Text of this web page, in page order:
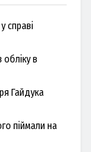
справі
в
Гайдука
піймали на